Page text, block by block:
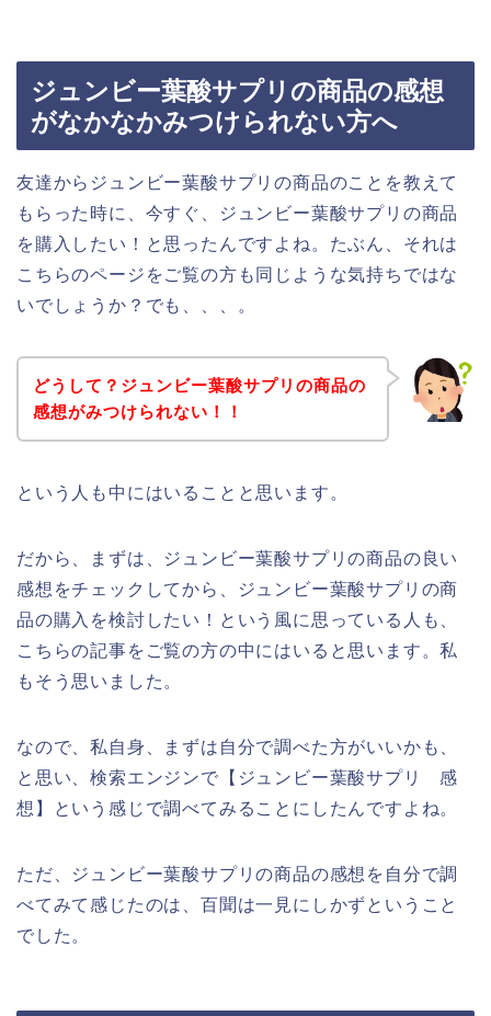
ジュンビー葉酸サプリの商品の感想
がなかなかみつけられない方へ
友達からジュンビー葉酸サプリの商品のことを教えて
もらった時に、今すぐ、ジュンビー葉酸サプリの商品
を購入したい！と思ったんですよね。たぶん、それは
こちらのページをご覧の方も同じような気持ちではな
いでしょうか？でも、、、。
どうして？ジュンビー葉酸サプリの商品の
感想がみつけられない！！
という人も中にはいることと思います。
だから、まずは、ジュンビー葉酸サプリの商品の良い
感想をチェックしてから、ジュンビー葉酸サプリの商
品の購入を検討したい！という風に思っている人も、
こちらの記事をご覧の方の中にはいると思います。私
もそう思いました。
なので、私自身、まずは自分で調べた方がいいかも、
と思い、検索エンジンで【ジュンビー葉酸サプリ 感
想】という感じで調べてみることにしたんですよね。
ただ、ジュンビー葉酸サプリの商品の感想を自分で調
べてみて感じたのは、百聞は一見にしかずということ
でした。